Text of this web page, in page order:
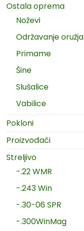
Ostala oprema
Noževi
Održavanje oružja
Primame
Šine
Slušalice
Vabilice
Pokloni
Proizvođači
Streljivo
-.22 WMR
-.243 Win
-.30-06 SPR
-.300WinMag